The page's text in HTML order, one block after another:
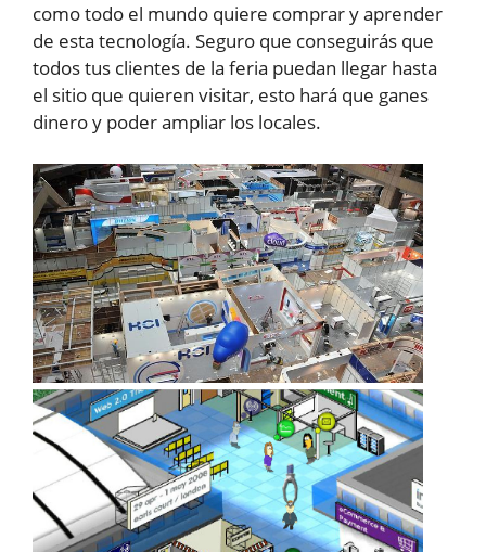
como todo el mundo quiere comprar y aprender
de esta tecnología. Seguro que conseguirás que
todos tus clientes de la feria puedan llegar hasta
el sitio que quieren visitar, esto hará que ganes
dinero y poder ampliar los locales.